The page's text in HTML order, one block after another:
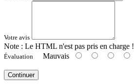
Votre avis
Note : Le HTML n'est pas pris en charge !
Évaluation Mauvais
Continuer